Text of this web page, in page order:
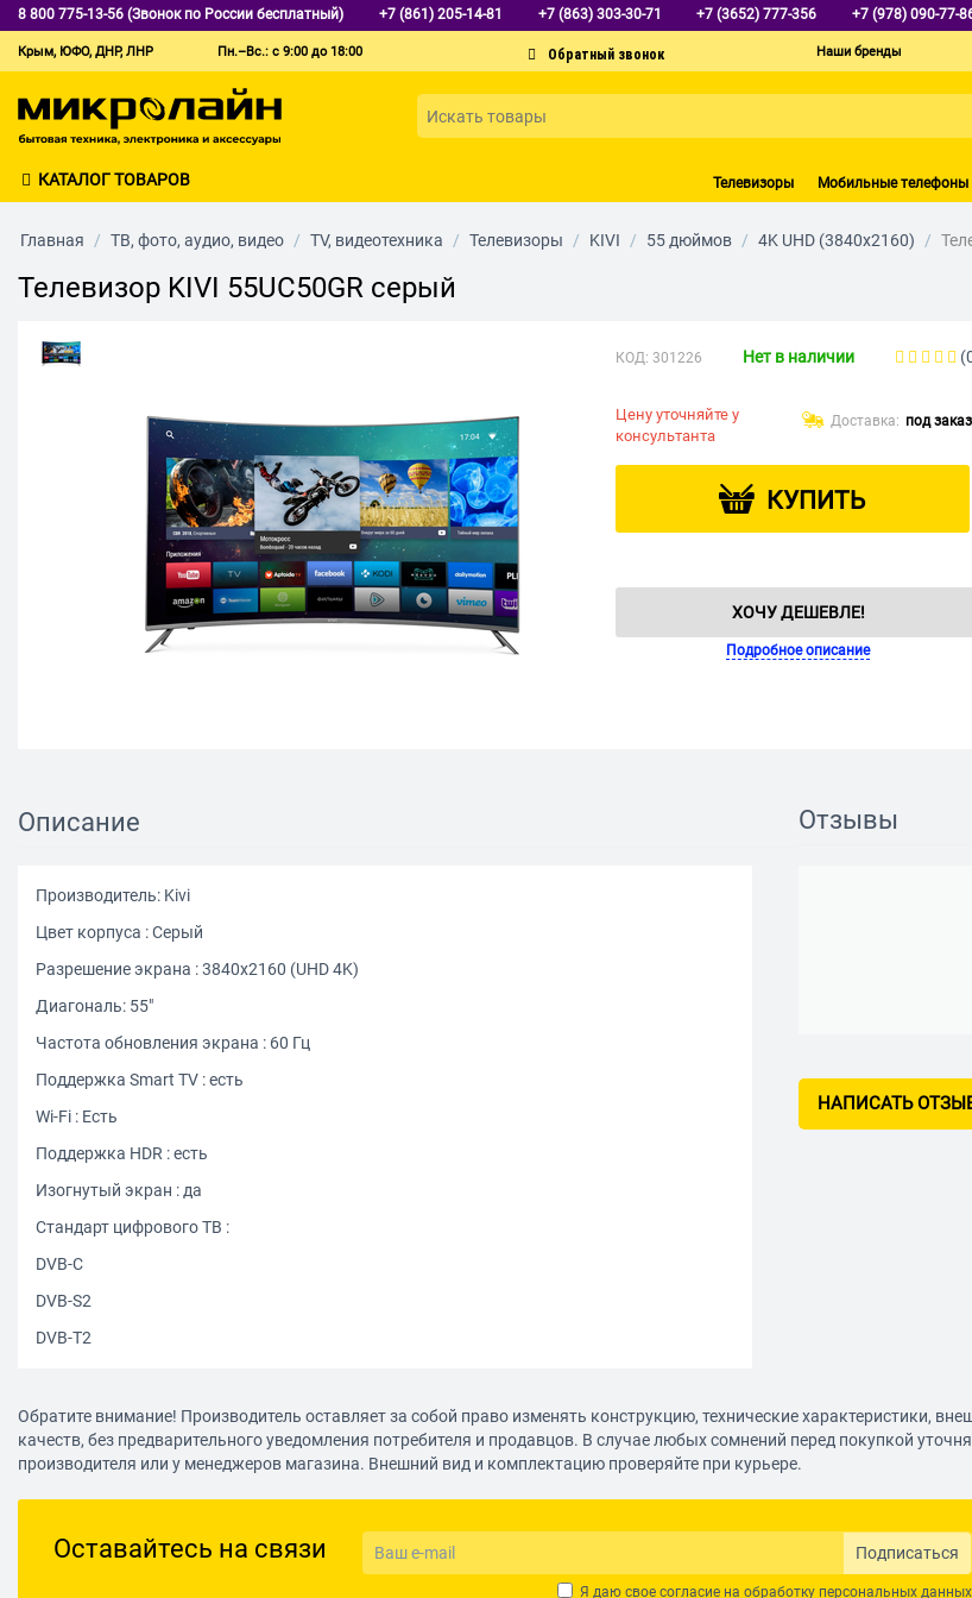
8 800 775-13-56 (Звонок по России бесплатный) +7 (861) 205-14-81 +7 (863) 303-30-71 +7 (3652) 777-356 +7 (978) 090-77-
Крым, ЮФО, ДНР, ЛНР Пн.–Вс.: с 9:00 до 18:00 Наши бренды
КАТАЛОГ ТОВАРОВ Телевизоры Мобильные телефоны
Главная / ТВ, фото, аудио, видео / TV, видеотехника / Телевизоры / KIVI / 55 дюймов / 4K UHD (3840х2160) /
Телевизор KIVI 55UC50GR серый
КОД: 301226 Нет в наличии
Цену уточняйте у
консультанта
Доставка: под заказ
КУПИТЬ
ХОЧУ ДЕШЕВЛЕ!
Подробное описание
Описание
Производитель: Kivi
Цвет корпуса : Серый
Разрешение экрана : 3840x2160 (UHD 4K)
Диагональ: 55"
Частота обновления экрана : 60 Гц
Поддержка Smart TV : есть
Wi-Fi : Есть
Поддержка HDR : есть
Изогнутый экран : да
Стандарт цифрового ТВ :
DVB-C
DVB-S2
DVB-T2
Отзывы
НАПИСАТЬ
Обратите внимание! Производитель оставляет за собой право изменять конструкцию, технические характеристики,
качеств, без предварительного уведомления потребителя и продавцов. В случае любых сомнений перед покупкой
производителя или у менеджеров магазина. Внешний вид и комплектацию проверяйте при курьере.
Оставайтесь на связи Подписаться
Я даю свое согласие на обработку персональных данных